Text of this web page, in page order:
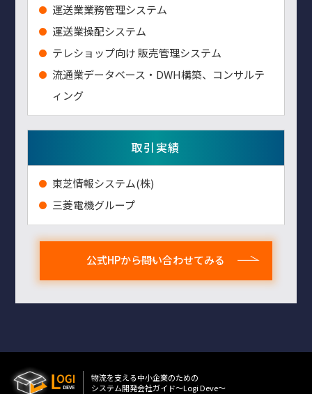
運送業業務管理システム
運送業操配システム
テレショップ向け 販売管理システム
流通業データベース・DWH構築、コンサルテ
ィング
取引実績
東芝情報システム(株)
三菱電機グループ
公式HPから問い合わせてみる
物流を⽀える中⼩企業のための
システム開発会社ガイド〜Logi Deve〜